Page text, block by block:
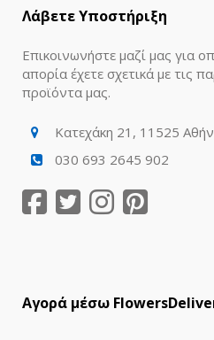
Λάβετε Υποστήριξη
Επικοινωνήστε μαζί μας για
απορία έχετε σχετικά με τις
προϊόντα μας.
Κατεχάκη 21, 11525
030 693 2645 902
Αγορά μέσω